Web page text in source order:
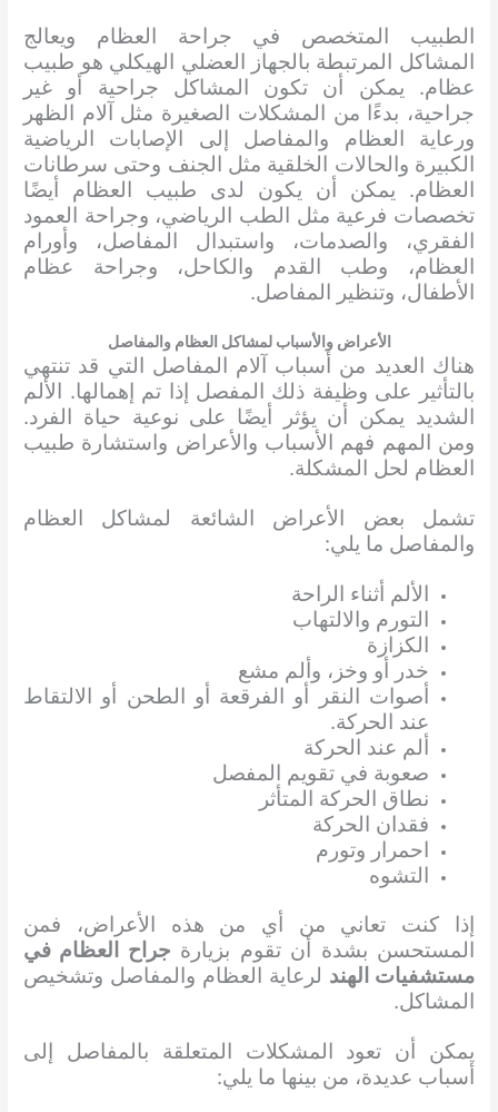
الطبيب المتخصص في جراحة العظام ويعالج
المشاكل المرتبطة بالجهاز العضلي الهيكلي هو طبيب
عظام. يمكن أن تكون المشاكل جراحية أو غير
جراحية، بدءًا من المشكلات الصغيرة مثل آلام الظهر
ورعاية العظام والمفاصل إلى الإصابات الرياضية
الكبيرة والحالات الخلقية مثل الجنف وحتى سرطانات
العظام. يمكن أن يكون لدى طبيب العظام أيضًا
تخصصات فرعية مثل الطب الرياضي، وجراحة العمود
الفقري، والصدمات، واستبدال المفاصل، وأورام
العظام، وطب القدم والكاحل، وجراحة عظام
الأطفال، وتنظير المفاصل.
الأعراض والأسباب لمشاكل العظام والمفاصل
هناك العديد من أسباب آلام المفاصل التي قد تنتهي
بالتأثير على وظيفة ذلك المفصل إذا تم إهمالها. الألم
الشديد يمكن أن يؤثر أيضًا على نوعية حياة الفرد.
ومن المهم فهم الأسباب والأعراض واستشارة طبيب
العظام لحل المشكلة.
تشمل بعض الأعراض الشائعة لمشاكل العظام
والمفاصل ما يلي:
الألم أثناء الراحة
التورم والالتهاب
الكزازة
خدر أو وخز، وألم مشع
أصوات النقر أو الفرقعة أو الطحن أو الالتقاط
عند الحركة.
ألم عند الحركة
صعوبة في تقويم المفصل
نطاق الحركة المتأثر
فقدان الحركة
احمرار وتورم
التشوه
إذا كنت تعاني من أي من هذه الأعراض، فمن
المستحسن بشدة أن تقوم بزيارة جراح العظام في
مستشفيات الهند لرعاية العظام والمفاصل وتشخيص
المشاكل.
يمكن أن تعود المشكلات المتعلقة بالمفاصل إلى
أسباب عديدة، من بينها ما يلي: